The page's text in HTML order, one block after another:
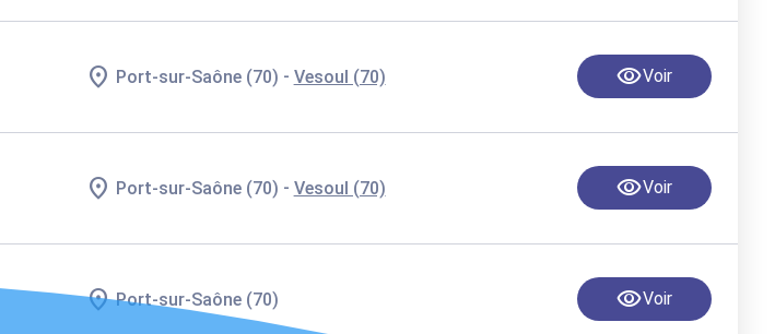
Port-sur-Saône (70) - Vesoul (70) Voir
Port-sur-Saône (70) - Vesoul (70) Voir
Port-sur-Saône (70) Voir